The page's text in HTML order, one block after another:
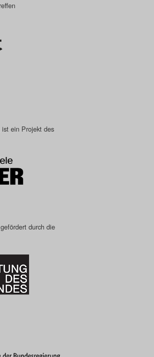
Blog
Search
ein Projekt des
durch die